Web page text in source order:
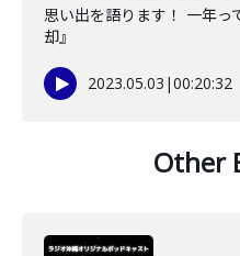
思い出を語ります！ 一年
却』
2023.05.03 |00:20:32
Other